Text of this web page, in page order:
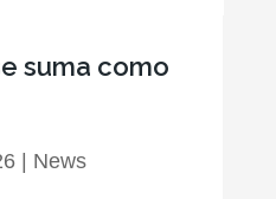
suma como
| News